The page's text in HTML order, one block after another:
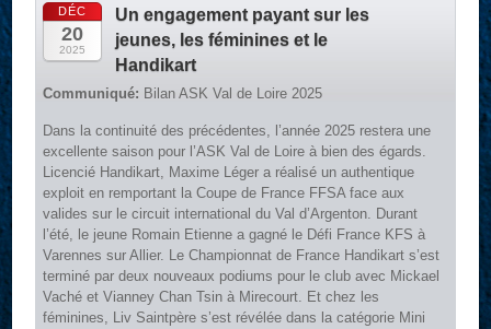
DÉC
20
2025
Un engagement payant sur les
jeunes, les féminines et le
Handikart
Communiqué: Bilan ASK Val de Loire 2025
Dans la continuité des précédentes, l’année 2025 restera une
excellente saison pour l’ASK Val de Loire à bien des égards.
Licencié Handikart, Maxime Léger a réalisé un authentique
exploit en remportant la Coupe de France FFSA face aux
valides sur le circuit international du Val d’Argenton. Durant
l’été, le jeune Romain Etienne a gagné le Défi France KFS à
Varennes sur Allier. Le Championnat de France Handikart s’est
terminé par deux nouveaux podiums pour le club avec Mickael
Vaché et Vianney Chan Tsin à Mirecourt. Et chez les
féminines, Liv Saintpère s’est révélée dans la catégorie Mini